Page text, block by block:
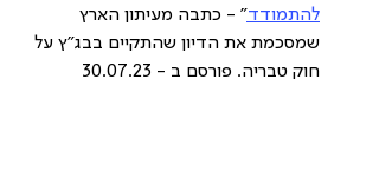
להתמודד" - כתבה מעיתון הארץ
שמסכמת את הדיון שהתקיים בבג"ץ על
חוק טבריה. פורסם ב - 30.07.23